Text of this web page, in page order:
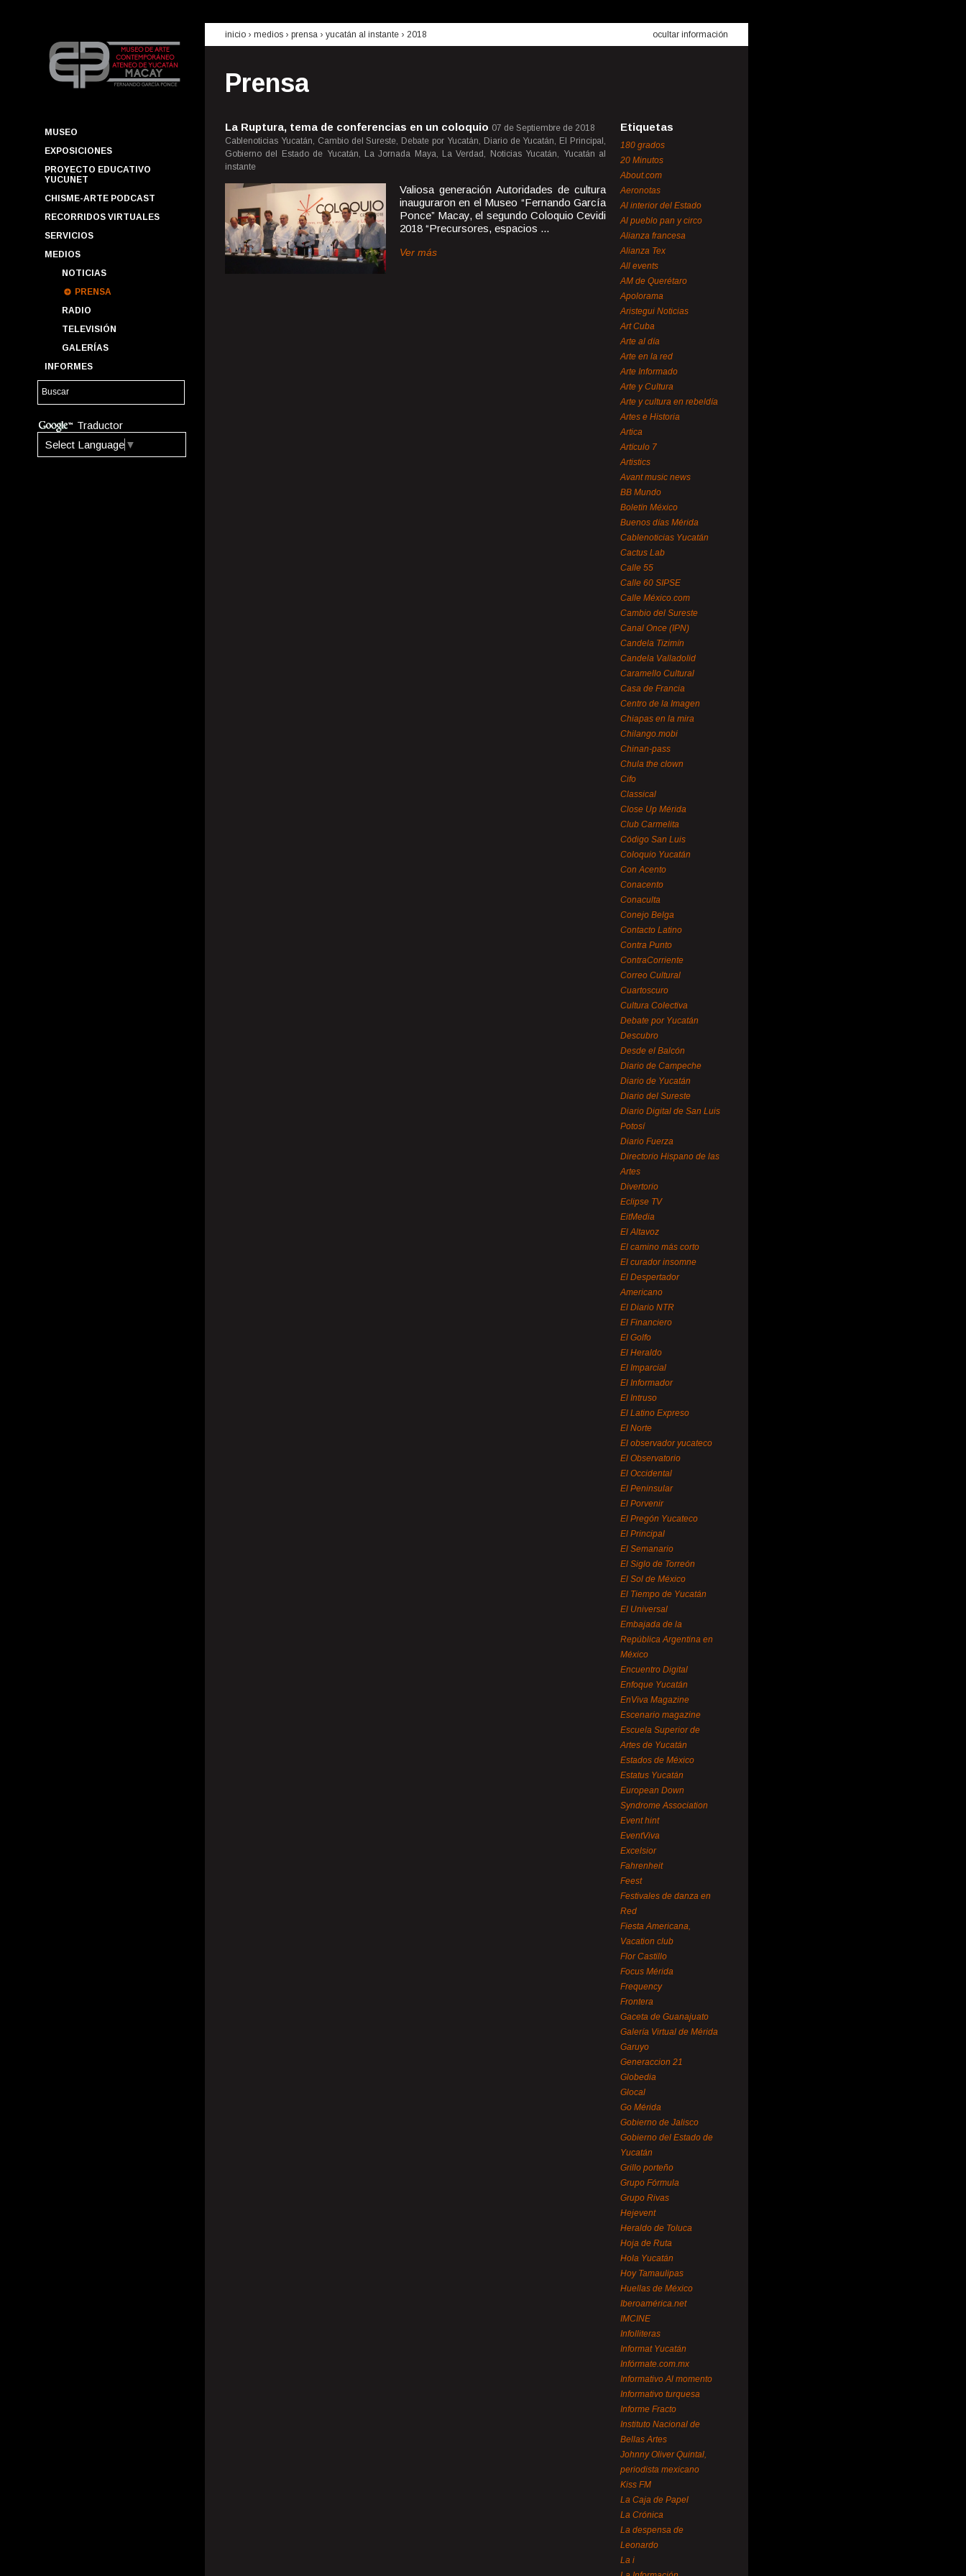
MUSEO
EXPOSICIONES
PROYECTO EDUCATIVO
YUCUNET
CHISME-ARTE PODCAST
RECORRIDOS VIRTUALES
SERVICIOS
MEDIOS
NOTICIAS
PRENSA
RADIO
TELEVISIÓN
GALERÍAS
INFORMES
Traductor
Select Language ▼
inicio › medios › prensa › yucatán al instante › 2018 ocultar información
Prensa
La Ruptura, tema de conferencias en un coloquio 07 de Septiembre de 2018
Cablenoticias Yucatán, Cambio del Sureste, Debate por Yucatán, Diario de Yucatán, El Principal,
Gobierno del Estado de Yucatán, La Jornada Maya, La Verdad, Noticias Yucatán, Yucatán al
instante
Valiosa generación Autoridades de cultura
inauguraron en el Museo “Fernando García
Ponce” Macay, el segundo Coloquio Cevidi
2018 “Precursores, espacios ...
Ver más
Etiquetas
180 grados
20 Minutos
About.com
Aeronotas
Al interior del Estado
Al pueblo pan y circo
Alianza francesa
Alianza Tex
All events
AM de Querétaro
Apolorama
Aristegui Noticias
Art Cuba
Arte al día
Arte en la red
Arte Informado
Arte y Cultura
Arte y cultura en rebeldía
Artes e Historia
Artica
Artículo 7
Artistics
Avant music news
BB Mundo
Boletín México
Buenos días Mérida
Cablenoticias Yucatán
Cactus Lab
Calle 55
Calle 60 SIPSE
Calle México.com
Cambio del Sureste
Canal Once (IPN)
Candela Tizimín
Candela Valladolid
Caramello Cultural
Casa de Francia
Centro de la Imagen
Chiapas en la mira
Chilango.mobi
Chinan-pass
Chula the clown
Cifo
Classical
Close Up Mérida
Club Carmelita
Código San Luis
Coloquio Yucatán
Con Acento
Conacento
Conaculta
Conejo Belga
Contacto Latino
Contra Punto
ContraCorriente
Correo Cultural
Cuartoscuro
Cultura Colectiva
Debate por Yucatán
Descubro
Desde el Balcón
Diario de Campeche
Diario de Yucatán
Diario del Sureste
Diario Digital de San Luis
Potosí
Diario Fuerza
Directorio Hispano de las
Artes
Divertorio
Eclipse TV
EitMedia
El Altavoz
El camino más corto
El curador insomne
El Despertador
Americano
El Diario NTR
El Financiero
El Golfo
El Heraldo
El Imparcial
El Informador
El Intruso
El Latino Expreso
El Norte
El observador yucateco
El Observatorio
El Occidental
El Peninsular
El Porvenir
El Pregón Yucateco
El Principal
El Semanario
El Siglo de Torreón
El Sol de México
El Tiempo de Yucatán
El Universal
Embajada de la
República Argentina en
México
Encuentro Digital
Enfoque Yucatán
EnViva Magazine
Escenario magazine
Escuela Superior de
Artes de Yucatán
Estados de México
Estatus Yucatán
European Down
Syndrome Association
Event hint
EventViva
Excelsior
Fahrenheit
Feest
Festivales de danza en
Red
Fiesta Americana,
Vacation club
Flor Castillo
Focus Mérida
Frequency
Frontera
Gaceta de Guanajuato
Galería Virtual de Mérida
Garuyo
Generaccion 21
Globedia
Glocal
Go Mérida
Gobierno de Jalisco
Gobierno del Estado de
Yucatán
Grillo porteño
Grupo Fórmula
Grupo Rivas
Hejevent
Heraldo de Toluca
Hoja de Ruta
Hola Yucatán
Hoy Tamaulipas
Huellas de México
Iberoamérica.net
IMCINE
Infolliteras
Informat Yucatán
Infórmate.com.mx
Informativo Al momento
Informativo turquesa
Informe Fracto
Instituto Nacional de
Bellas Artes
Johnny Oliver Quintal,
periodista mexicano
Kiss FM
La Caja de Papel
La Crónica
La despensa de
Leonardo
La i